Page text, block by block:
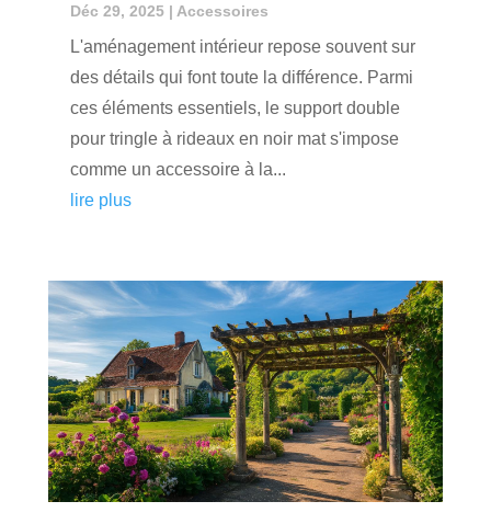
Déc 29, 2025| Accessoires
L'aménagement intérieur repose souvent sur
des détails qui font toute la différence. Parmi
ces éléments essentiels, le support double
pour tringle à rideaux en noir mat s'impose
comme un accessoire à la...
lire plus